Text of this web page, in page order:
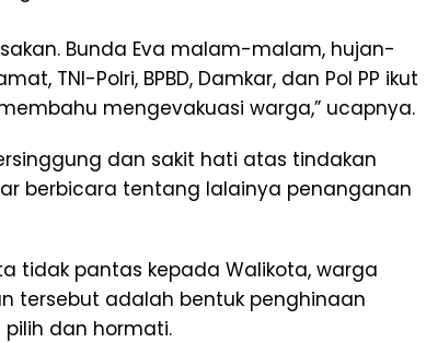
Bunda Eva malam-malam, hujan-
TNI-Polri, BPBD, Damkar, dan Pol PP ikut
mengevakuasi warga,” ucapnya.
dan sakit hati atas tindakan
berbicara tentang lalainya penanganan
tidak pantas kepada Walikota, warga
tersebut adalah bentuk penghinaan
dan hormati.